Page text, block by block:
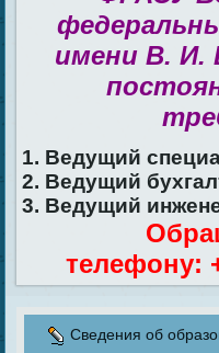
имени В. И.
1. Ведущий
2. Ведущий
3. Ведущий
телефону:
Сведения об